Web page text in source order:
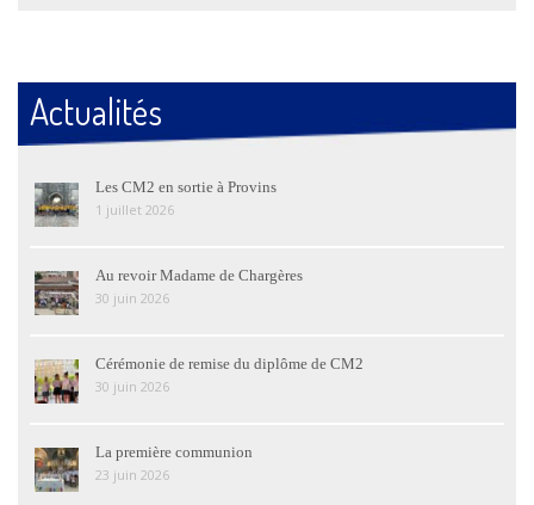
Actualités
Les CM2 en sortie à Provins
1 juillet 2026
Au revoir Madame de Chargères
30 juin 2026
Cérémonie de remise du diplôme de CM2
30 juin 2026
La première communion
23 juin 2026